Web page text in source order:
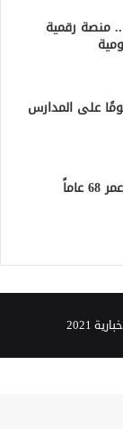
منصة رقمية
توثق (67) هجومًا على المدارس
2021